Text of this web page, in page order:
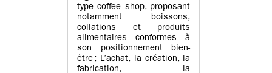
type coffee shop, proposant
notamment boissons,
collations et produits
alimentaires conformes à
son positionnement bien-
être ; L’achat, la création, la
fabrication, la